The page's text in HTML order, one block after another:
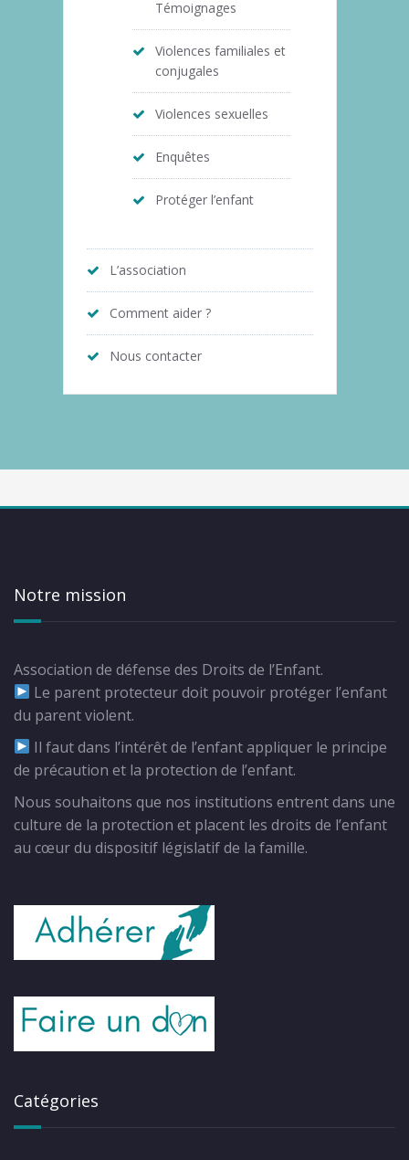
Témoignages
Violences familiales et
conjugales
Violences sexuelles
Enquêtes
Protéger l’enfant
L’association
Comment aider ?
Nous contacter
Notre mission
Association de défense des Droits de l’Enfant.
Le parent protecteur doit pouvoir protéger l’enfant
du parent violent.
Il faut dans l’intérêt de l’enfant appliquer le principe
de précaution et la protection de l’enfant.
Nous souhaitons que nos institutions entrent dans une
culture de la protection et placent les droits de l’enfant
au cœur du dispositif législatif de la famille.
Catégories